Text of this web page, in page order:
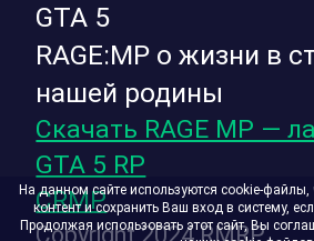
GTA 5
RAGE:MP о жизни в
нашей родины
Скачать RAGE MP —
GTA 5 RP
CRMP
Copyright 2024 RMRP
На данном сайте используются cookie-файлы,
контент и сохранить Ваш вход в систему,
Продолжая использовать этот сайт, Вы